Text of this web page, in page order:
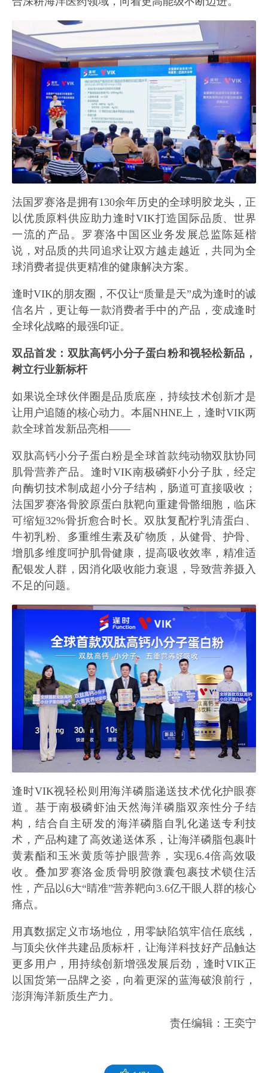
法国罗赛洛是拥有130余年历史的全球明胶龙头，正
以优质原料供应助力逢时VIK打造国际品质、世界
一流的产品。罗赛洛中国区业务发展总监陈延楷
说，对品质的共同追求让双方越走越近，共同为全
球消费者提供更精准的健康解决方案。
逢时VIK的朋友圈，不仅让“质量是天”成为逢时的诚
信名片，更让每一款消费者手中的产品，变成逢时
全球化战略的最强印证。
双品首发：双肽高钙小分子蛋白粉和视轻松新品，
树立行业新标杆
如果说全球伙伴圈是品质底座，持续技术创新才是
让用户追随的核心动力。本届NHNE上，逢时VIK两
款全球首发新品亮相——
双肽高钙小分子蛋白粉是全球首款纯动物双肽协同
肌骨营养产品。逢时VIK南极磷虾小分子肽，经定
向酶切技术制成超小分子结构，肠道可直接吸收；
法国罗赛洛骨胶原蛋白肽靶向重建骨骼细胞，临床
可缩短32%骨折愈合时长。双肽复配柠乳清蛋白、
牛初乳粉、多重维生素及矿物质，从健骨、护骨、
增肌多维度呵护肌骨健康，提高吸收效率，精准适
配银发人群，因消化吸收能力衰退，导致营养摄入
不足的问题。
逢时VIK视轻松则用海洋磷脂递送技术优化护眼赛
道。基于南极磷虾油天然海洋磷脂双亲性分子结
构，结合自主研发的海洋磷脂自乳化递送专利技
术，产品构建了高效递送体系，让海洋磷脂包裹叶
黄素酯和玉米黄质等护眼营养，实现6.4倍高效吸
收。叠加罗赛洛金质骨明胶微囊包裹技术锁住活
性，产品以6大“睛准”营养靶向3.6亿干眼人群的核心
痛点。
用真数据定义市场地位，用零缺陷筑牢信任底线，
与顶尖伙伴共建品质标杆，让海洋科技好产品触达
更多用户，用持续创新增强发展后劲，逢时VIK正
以国货第一品牌之姿，向着更深的蓝海破浪前行，
澎湃海洋新质生产力。
责任编辑：王奕宁